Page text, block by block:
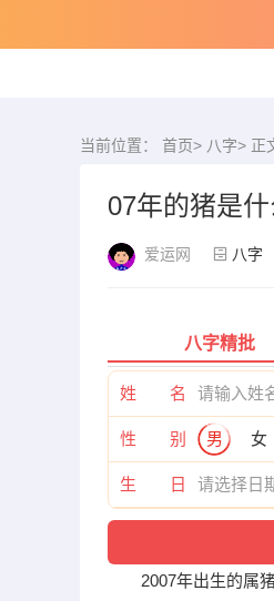
当前位置： 首页> 八字> 正
07年的猪是
爱运网 八字
八字精批
姓 名
性 别 男 女
生 日
2007年出生的属